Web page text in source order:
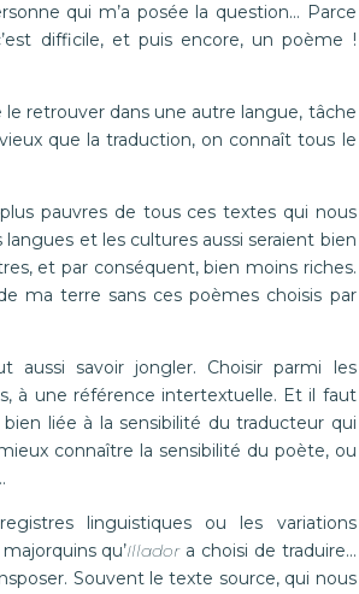
qui m’a posée la question… Parce
difficile, et puis encore, un poème !
retrouver dans une autre langue, tâche
que la traduction, on connaît tous le
pauvres de tous ces textes qui nous
et les cultures aussi seraient bien
et par conséquent, bien moins riches.
ma terre sans ces poèmes choisis par
aussi savoir jongler. Choisir parmi les
à une référence intertextuelle. Et il faut
liée à la sensibilité du traducteur qui
connaître la sensibilité du poète, ou
linguistiques ou les variations
qu’Illadora choisi de traduire…
Souvent le texte source, qui nous